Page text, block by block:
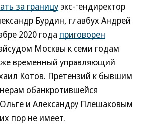
за границу экс-гендиректор
Бурдин, главбух Андрей
2020 года приговорен
Москвы к семи годам
временный управляющий
Котов. Претензий к бывшим
обанкротившейся
и Александру Плешаковым
пор не имеет.